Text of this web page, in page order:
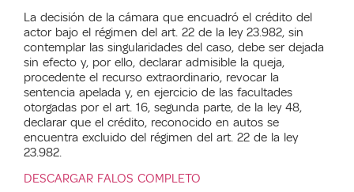
La decisión de la cámara que encuadró el crédito del
actor bajo el régimen del art. 22 de la ley 23.982, sin
contemplar las singularidades del caso, debe ser dejada
sin efecto y, por ello, declarar admisible la queja,
procedente el recurso extraordinario, revocar la
sentencia apelada y, en ejercicio de las facultades
otorgadas por el art. 16, segunda parte, de la ley 48,
declarar que el crédito, reconocido en autos se
encuentra excluido del régimen del art. 22 de la ley
23.982.
DESCARGAR FALOS COMPLETO